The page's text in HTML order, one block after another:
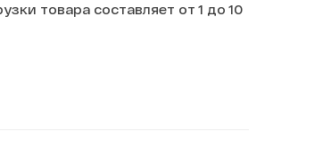
товара составляет от 1 до 10